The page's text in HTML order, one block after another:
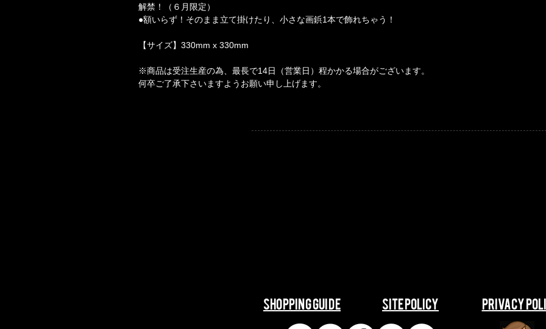
解禁！（６月限定）
●額いらず！そのまま立て掛けたり、小さな画鋲1本で飾れちゃう！
【サイズ】330mm x 330mm
※商品は受注生産の為、最長で14日（営業日）程かかる場合がございます。
何卒ご了承下さいますようお願い申し上げます。
​​SHOPPING GUIDE ​​SITE POLICY ​​PRIVACY